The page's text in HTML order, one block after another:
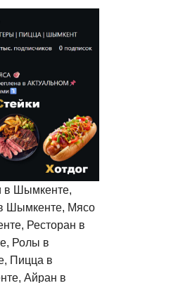
в Шымкенте,
Шымкенте, Мясо
Ресторан в
Ролы в
Пицца в
Айран в